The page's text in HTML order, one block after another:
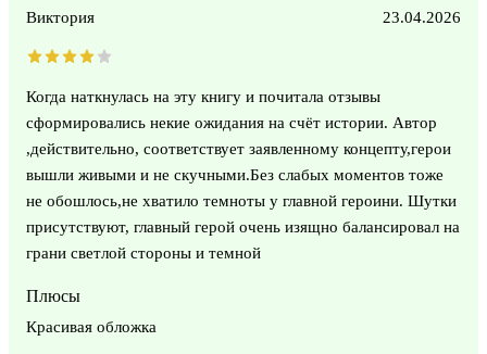
Виктория 23.04.2026
Когда наткнулась на эту книгу и почитала отзывы
сформировались некие ожидания на счёт истории. Автор
,действительно, соответствует заявленному концепту,герои
вышли живыми и не скучными.Без слабых моментов тоже
не обошлось,не хватило темноты у главной героини. Шутки
присутствуют, главный герой очень изящно балансировал на
грани светлой стороны и темной
Плюсы
Красивая обложка